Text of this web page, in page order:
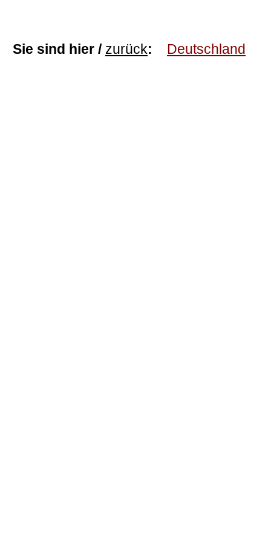
Sie sind hier / zurück: Deutschland